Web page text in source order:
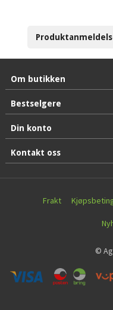
Om butikken
Bestselgere
Din konto
Kontakt oss
Frakt
©